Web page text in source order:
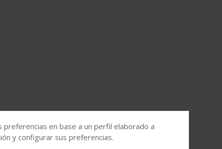
en base a un perfil elaborado a
y configurar sus preferencias.